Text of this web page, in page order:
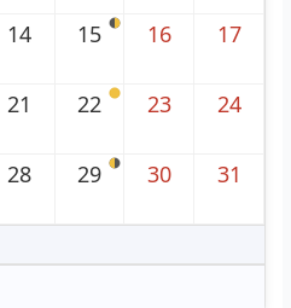
14 15 16 17
21 22 23 24
28 29 30 31